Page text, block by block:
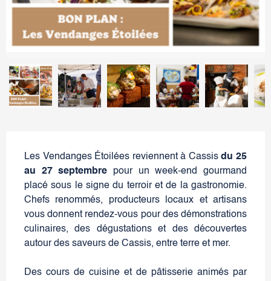
Les Vendanges Étoilées reviennent à Cassisdu 25
au 27 septembre pour un week-end gourmand
placé sous le signe du terroir et de la gastronomie.
Chefs renommés, producteurs locaux et artisans
vous donnent rendez-vous pour des démonstrations
culinaires, des dégustations et des découvertes
autour des saveurs de Cassis, entre terre et mer.
Des cours de cuisine et de pâtisserie animés par